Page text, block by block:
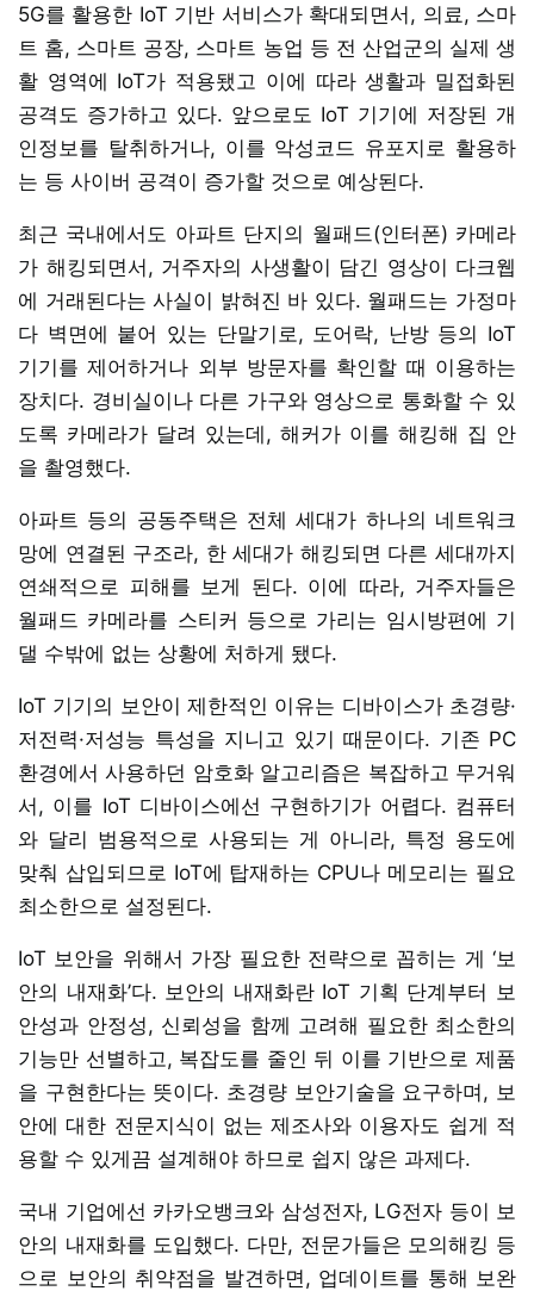
5G를 활용한 IoT 기반 서비스가 확대되면서, 의료, 스마
트 홈, 스마트 공장, 스마트 농업 등 전 산업군의 실제 생
활 영역에 IoT가 적용됐고 이에 따라 생활과 밀접화된
공격도 증가하고 있다. 앞으로도 IoT 기기에 저장된 개
인정보를 탈취하거나, 이를 악성코드 유포지로 활용하
는 등 사이버 공격이 증가할 것으로 예상된다.
최근 국내에서도 아파트 단지의 월패드(인터폰) 카메라
가 해킹되면서, 거주자의 사생활이 담긴 영상이 다크웹
에 거래된다는 사실이 밝혀진 바 있다. 월패드는 가정마
다 벽면에 붙어 있는 단말기로, 도어락, 난방 등의 IoT
기기를 제어하거나 외부 방문자를 확인할 때 이용하는
장치다. 경비실이나 다른 가구와 영상으로 통화할 수 있
도록 카메라가 달려 있는데, 해커가 이를 해킹해 집 안
을 촬영했다.
아파트 등의 공동주택은 전체 세대가 하나의 네트워크
망에 연결된 구조라, 한 세대가 해킹되면 다른 세대까지
연쇄적으로 피해를 보게 된다. 이에 따라, 거주자들은
월패드 카메라를 스티커 등으로 가리는 임시방편에 기
댈 수밖에 없는 상황에 처하게 됐다.
IoT 기기의 보안이 제한적인 이유는 디바이스가 초경량·
저전력·저성능 특성을 지니고 있기 때문이다. 기존 PC
환경에서 사용하던 암호화 알고리즘은 복잡하고 무거워
서, 이를 IoT 디바이스에선 구현하기가 어렵다. 컴퓨터
와 달리 범용적으로 사용되는 게 아니라, 특정 용도에
맞춰 삽입되므로 IoT에 탑재하는 CPU나 메모리는 필요
최소한으로 설정된다.
IoT 보안을 위해서 가장 필요한 전략으로 꼽히는 게 ‘보
안의 내재화’다. 보안의 내재화란 IoT 기획 단계부터 보
안성과 안정성, 신뢰성을 함께 고려해 필요한 최소한의
기능만 선별하고, 복잡도를 줄인 뒤 이를 기반으로 제품
을 구현한다는 뜻이다. 초경량 보안기술을 요구하며, 보
안에 대한 전문지식이 없는 제조사와 이용자도 쉽게 적
용할 수 있게끔 설계해야 하므로 쉽지 않은 과제다.
국내 기업에선 카카오뱅크와 삼성전자, LG전자 등이 보
안의 내재화를 도입했다. 다만, 전문가들은 모의해킹 등
으로 보안의 취약점을 발견하면, 업데이트를 통해 보완